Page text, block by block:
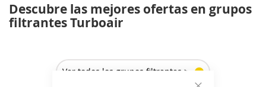
Descubre las mejores ofertas en grupos
filtrantes Turboair
Ver todos los grupos filtrantes >